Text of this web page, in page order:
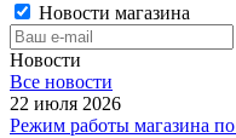
Новости магазина
Новости
Все новости
22 июля 2026
Режим работы магазина